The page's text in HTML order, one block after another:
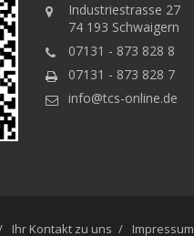
Industriestrasse 27
74 193 Schwaigern
07131 - 873 828 8
07131 - 873 828 7
info@tcs-online.de
Ihr Kontakt zu uns Impressum